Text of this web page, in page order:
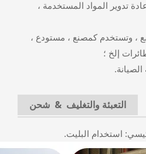
تدوير المواد المستخدمة ،
، وتستخدم كمصنع ، مستودع ،
إلخ ؛
التعبئة والتغليف & شحن
استخدام البليت.